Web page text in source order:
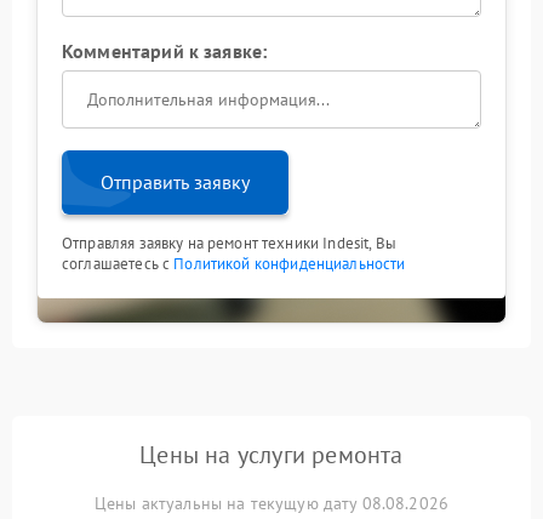
Комментарий к заявке:
Отправить заявку
Отправляя заявку на ремонт техники Indesit, Вы
соглашаетесь с Политикой конфиденциальности
Цены на услуги ремонта
Цены актуальны на текущую дату 08.08.2026